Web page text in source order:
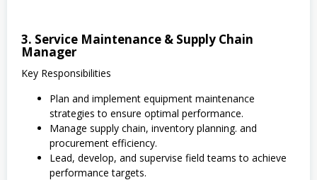
3. Service Maintenance & Supply Chain
Manager
Key Responsibilities
Plan and implement equipment maintenance
strategies to ensure optimal performance.
Manage supply chain, inventory planning. and
procurement efficiency.
Lead, develop, and supervise field teams to achieve
performance targets.